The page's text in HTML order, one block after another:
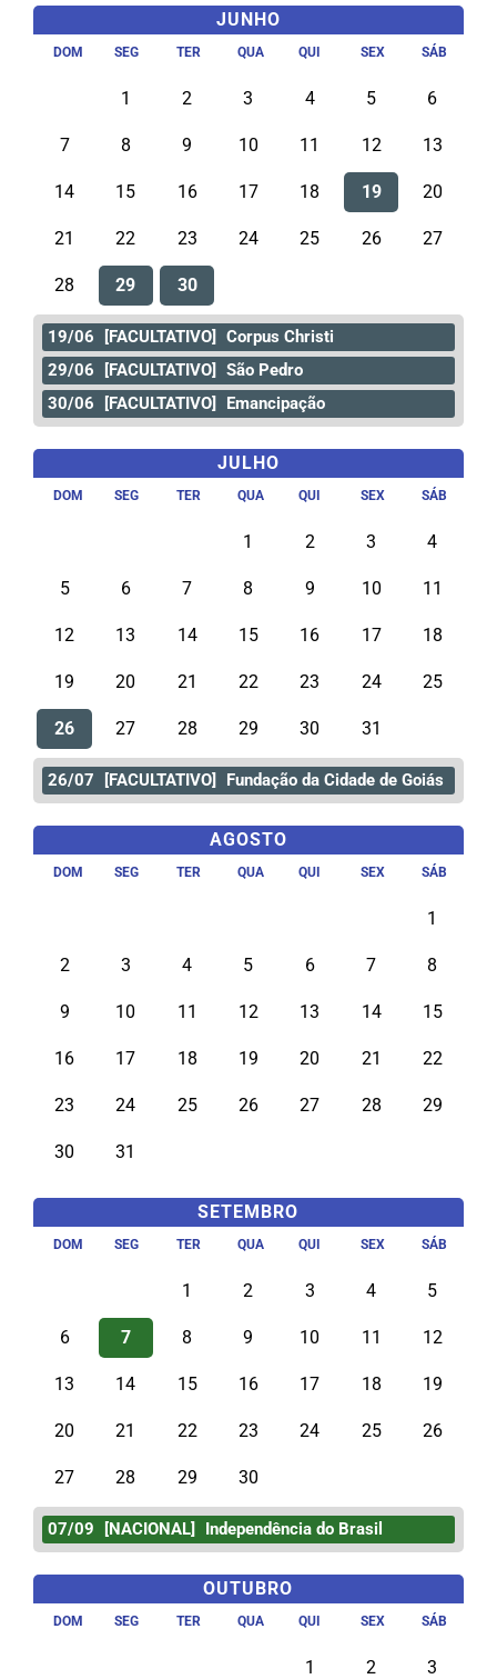
JUNHO
DOM SEG TER QUA QUI SEX SÁB
1 2 3 4 5 6
7 8 9 10 11 12 13
14 15 16 17 18 19 20
21 22 23 24 25 26 27
28 29 30
19/06 [FACULTATIVO]
Corpus Christi
29/06
[FACULTATIVO]
São Pedro
30/06
[FACULTATIVO] Emancipação
JULHO
DOM SEG TER QUA QUI SEX SÁB
1 2 3 4
5 6 7 8 9 10 11
12 13 14 15 16 17 18
19 20 21 22 23 24 25
26 27 28 29 30 31
26/07 [FACULTATIVO] Fundação da Cidade de Goiás
AGOSTO
DOM SEG TER QUA QUI SEX SÁB
1
2 3 4 5 6 7 8
9 10 11 12 13 14 15
16 17 18 19 20 21 22
23 24 25 26 27 28 29
30 31
SETEMBRO
DOM SEG TER QUA QUI SEX SÁB
1 2 3 4 5
6 7 8 9 10 11 12
13 14 15 16 17 18 19
20 21 22 23 24 25 26
27 28 29 30
07/09 [NACIONAL] Independência do Brasil
OUTUBRO
DOM SEG TER QUA QUI SEX SÁB
1 2 3